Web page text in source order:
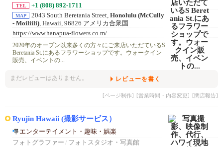
TEL +1 (808) 892-1711
MAP 2043 South Beretania Street, Honolulu (McCully
- Moiliili) , Hawaii, 96826 アメリカ合衆国
https://www.hanapua-flowers.co m/
2020年のオープン以来多くの方々にご来店いただているS
Beretania St.にあるフラワーショップです。ウォークイン
販売、イベントの...
まだレビューはありません。 レビューを書く
[ページ制作] [営業時間・内容変更] [閉店報告]
Ryujin Hawaii (撮影サービス）
エンターテイメント・趣味・娯楽
フォトグラファー / フォトスタジオ・写真館